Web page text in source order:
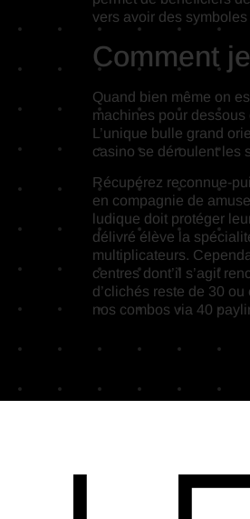
vers avoir des
Comment
Quand bien même on
machines pour
L’unique bulle grand
casino se déroulent les
Récupérez reconnue-
en compagnie de
ludique doit protéger
délivré élève la
multiplicateurs.
centres dont’il s’agit
d’clichés reste de 30
nos combos via 40